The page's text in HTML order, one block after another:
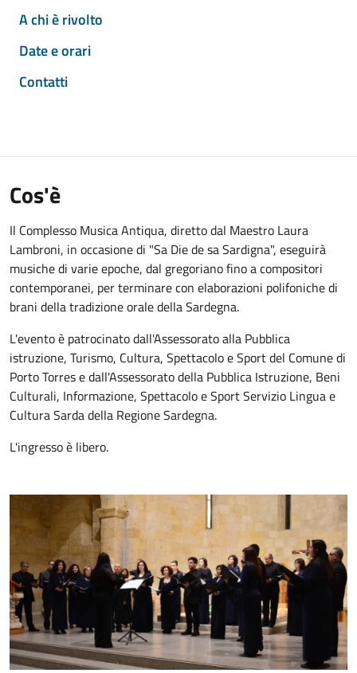
A chi è rivolto
Date e orari
Contatti
Cos'è
Il Complesso Musica Antiqua, diretto dal Maestro Laura
Lambroni, in occasione di "Sa Die de sa Sardigna", eseguirà
musiche di varie epoche, dal gregoriano fino a compositori
contemporanei, per terminare con elaborazioni polifoniche di
brani della tradizione orale della Sardegna.
L'evento è patrocinato dall'Assessorato alla Pubblica
istruzione, Turismo, Cultura, Spettacolo e Sport del Comune di
Porto Torres e dall'Assessorato della Pubblica Istruzione, Beni
Culturali, Informazione, Spettacolo e Sport Servizio Lingua e
Cultura Sarda della Regione Sardegna.
L'ingresso è libero.